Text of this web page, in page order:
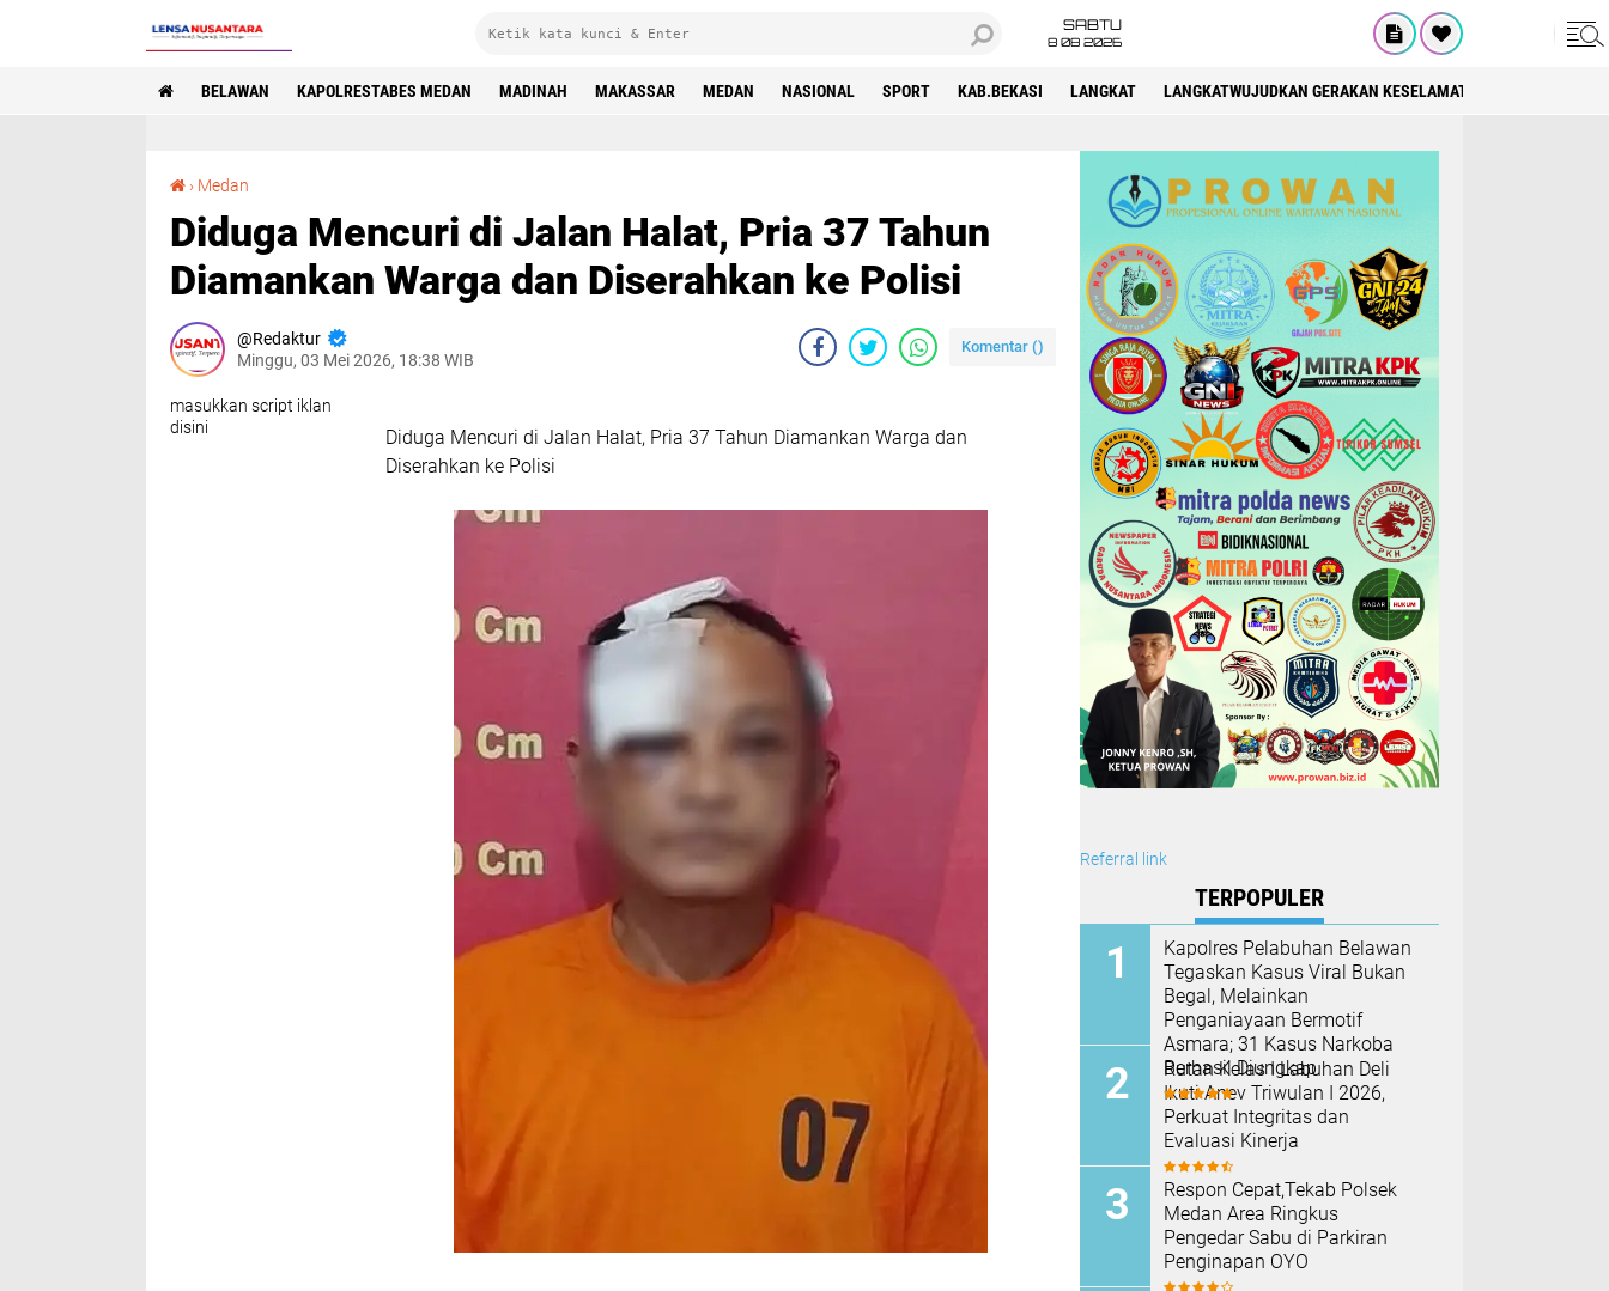
SABTU
8 08 2026
BELAWAN KAPOLRESTABES MEDAN MADINAH MAKASSAR MEDAN NASIONAL SPORT KAB.BEKASI LANGKAT LANGKATWUJUDKAN GERAKAN KESELAMATAN BERLALU
› Medan
Diduga Mencuri di Jalan Halat, Pria 37 Tahun
Diamankan Warga dan Diserahkan ke Polisi
Redaktur
Minggu, 03 Mei 2026, 18:38 WIB
Komentar ()
masukkan script iklan
disini
Diduga Mencuri di Jalan Halat, Pria 37 Tahun Diamankan Warga dan
Diserahkan ke Polisi
Referral link
TERPOPULER
Kapolres Pelabuhan Belawan
Tegaskan Kasus Viral Bukan
Begal, Melainkan
Penganiayaan Bermotif
Asmara; 31 Kasus Narkoba
Berhasil Diungkap
Rutan Kelas I Labuhan Deli
Ikuti Anev Triwulan I 2026,
Perkuat Integritas dan
Evaluasi Kinerja
Respon Cepat,Tekab Polsek
Medan Area Ringkus
Pengedar Sabu di Parkiran
Penginapan OYO